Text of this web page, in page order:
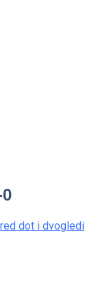
dot i dvogledi